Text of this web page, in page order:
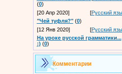
(0)
[20 Апр 2020]
[Русский
"Чей туфля?" (0)
[12 Янв 2020]
[Русский
На уроке русской грамматики...
:) (0)
Комментарии